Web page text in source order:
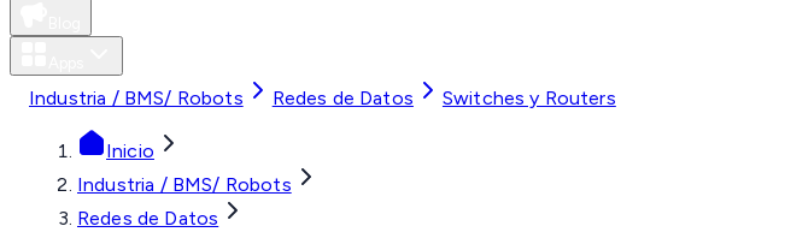
Industria / BMS/ Robots Redes de Datos Switches y Routers
Inicio
Industria / BMS/ Robots
Redes de Datos